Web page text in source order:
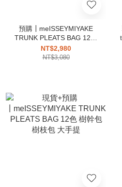
預購┃meISSEYMIYAKE
TRUNK PLEATS BAG 12色
樹幹包 樹枝包 小手提
NT$2,980
NT$3,080